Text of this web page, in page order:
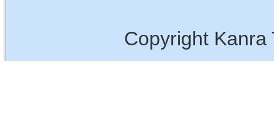
Copyright Kanra